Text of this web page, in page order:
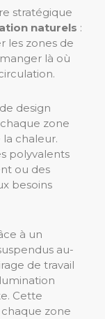
stratégique
naturels :
les zones de
là où
design
zone
chaleur.
polyvalents
ou des
besoins
à un
au-
de travail
Cette
zone